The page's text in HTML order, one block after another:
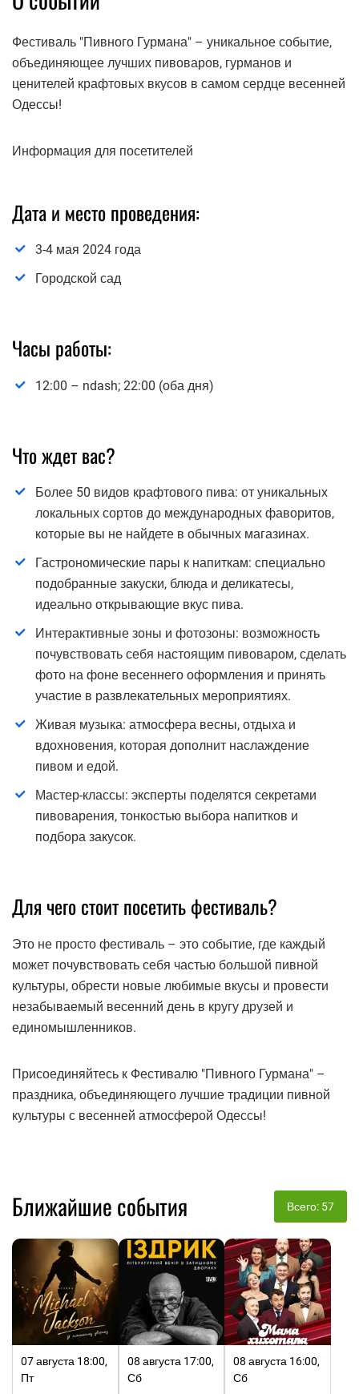
Фестиваль "Пивного Гурмана" – уникальное событие,
объединяющее лучших пивоваров, гурманов и
ценителей крафтовых вкусов в самом сердце весенней
Одессы!
Информация для посетителей
Дата и место проведения:
3-4 мая 2024 года
Городской сад
Часы работы:
12:00 – ndash; 22:00 (оба дня)
Что ждет вас?
Более 50 видов крафтового пива: от уникальных
локальных сортов до международных фаворитов,
которые вы не найдете в обычных магазинах.
Гастрономические пары к напиткам: специально
подобранные закуски, блюда и деликатесы,
идеально открывающие вкус пива.
Интерактивные зоны и фотозоны: возможность
почувствовать себя настоящим пивоваром, сделать
фото на фоне весеннего оформления и принять
участие в развлекательных мероприятиях.
Живая музыка: атмосфера весны, отдыха и
вдохновения, которая дополнит наслаждение
пивом и едой.
Мастер-классы: эксперты поделятся секретами
пивоварения, тонкостью выбора напитков и
подбора закусок.
Для чего стоит посетить фестиваль?
Это не просто фестиваль – это событие, где каждый
может почувствовать себя частью большой пивной
культуры, обрести новые любимые вкусы и провести
незабываемый весенний день в кругу друзей и
единомышленников.
Присоединяйтесь к Фестивалю "Пивного Гурмана" –
праздника, объединяющего лучшие традиции пивной
культуры с весенней атмосферой Одессы!
Ближайшие события Всего: 57
07 августа 18:00,
Пт
08 августа 17:00,
Сб
08 августа 16:00,
Сб